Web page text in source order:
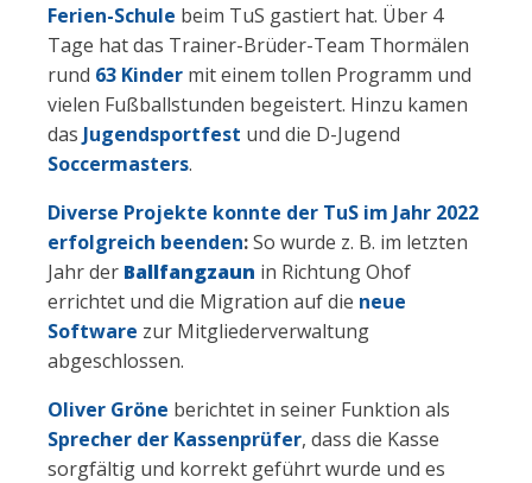
Ferien-Schule beim TuS gastiert hat. Über 4
Tage hat das Trainer-Brüder-Team Thormälen
rund 63 Kinder mit einem tollen Programm und
vielen Fußballstunden begeistert. Hinzu kamen
das Jugendsportfest und die D-Jugend
Soccermasters.
Diverse Projekte konnte der TuS im Jahr 2022
erfolgreich beenden:So wurde z. B. im letzten
Jahr der Ballfangzaun in Richtung Ohof
errichtet und die Migration auf die neue
Software zur Mitgliederverwaltung
abgeschlossen.
Oliver Gröne berichtet in seiner Funktion als
Sprecher der Kassenprüfer, dass die Kasse
sorgfältig und korrekt geführt wurde und es